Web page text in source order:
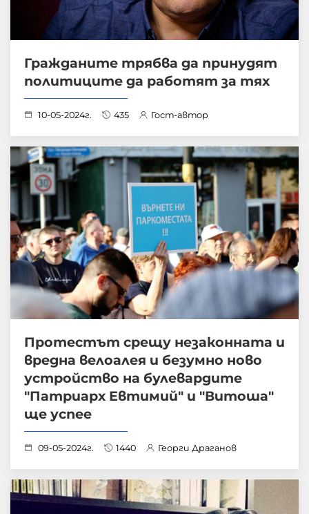
Гражданите трябва да принудят
политиците да работят за тях
10-05-2024г. 435 Гост-автор
Протестът срещу незаконната и
вредна велоалея и безумно ново
устройство на булевардите
"Патриарх Евтимий" и "Витоша"
ще успее
09-05-2024г. 1440 Георги Драганов